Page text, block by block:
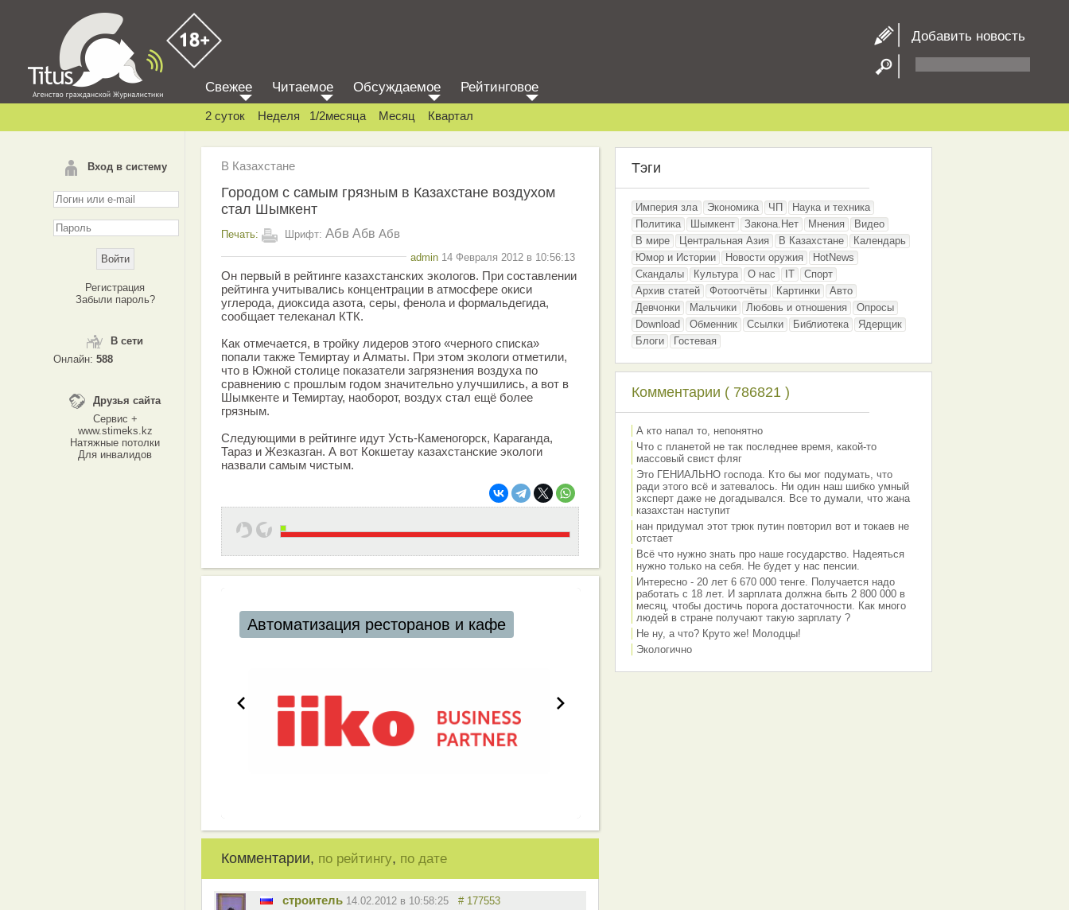
Добавить новость
Вход в систему
Регистрация
Забыли пароль?
В сети
Онлайн: 588
Друзья сайта
Сервис +
www.stimeks.kz
Натяжные потолки
Для инвалидов
Свежее Читаемое Обсуждаемое Рейтинговое
2 суток Неделя 1/2месяца Месяц Квартал
В Казахстане
Городом с самым грязным в Казахстане воздухом
стал Шымкент
Печать: Шрифт: Абв Абв Абв
admin 14 Февраля 2012 в 10:56:13
Он первый в рейтинге казахстанских экологов. При составлении
рейтинга учитывались концентрации в атмосфере окиси
углерода, диоксида азота, серы, фенола и формальдегида,
сообщает телеканал КТК.
Как отмечается, в тройку лидеров этого «черного списка»
попали также Темиртау и Алматы. При этом экологи отметили,
что в Южной столице показатели загрязнения воздуха по
сравнению с прошлым годом значительно улучшились, а вот в
Шымкенте и Темиртау, наоборот, воздух стал ещё более
грязным.
Следующими в рейтинге идут Усть-Каменогорск, Караганда,
Тараз и Жезказган. А вот Кокшетау казахстанские экологи
назвали самым чистым.
Автоматизация ресторанов и кафе
Комментарии, по рейтингу, по дате
строитель 14.02.2012 в 10:58:25 # 177553
Тэги
Империя зла Экономика ЧП
Наука и техника
Политика
Шымкент Закона.Нет Мнения
Видео
В мире
Центральная Азия В Казахстане
Календарь
Юмор и Истории
Новости оружия
HotNews
Скандалы
Культура О нас IT
Спорт
Архив статей
Фотоотчёты Картинки
Авто
Девчонки
Мальчики Любовь и отношения
Опросы
Download
Обменник Ссылки Библиотека
Ядерщик
Блоги
Гостевая
Комментарии ( 786821 )
А кто напал то, непонятно
Что с планетой не так последнее время, какой-то
массовый свист фляг
Это ГЕНИАЛЬНО господа. Кто бы мог подумать, что
ради этого всё и затевалось. Ни один наш шибко умный
эксперт даже не догадывался. Все то думали, что жана
казахстан наступит
нан придумал этот трюк путин повторил вот и токаев не
отстает
Всё что нужно знать про наше государство. Надеяться
нужно только на себя. Не будет у нас пенсии.
Интересно - 20 лет 6 670 000 тенге. Получается надо
работать с 18 лет. И зарплата должна быть 2 800 000 в
месяц, чтобы достичь порога достаточности. Как много
людей в стране получают такую зарплату ?
Не ну, а что? Круто же! Молодцы!
Экологично